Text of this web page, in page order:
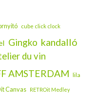
cube click clock
Gingko kandalló
du vin
AMSTERDAM lila
Canvas RETROit Medley